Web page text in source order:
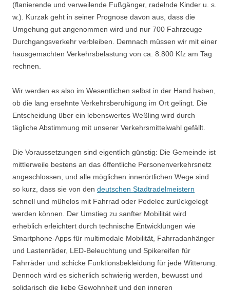
(flanierende und verweilende Fußgänger, radelnde Kinder u. s.
w.). Kurzak geht in seiner Prognose davon aus, dass die
Umgehung gut angenommen wird und nur 700 Fahrzeuge
Durchgangsverkehr verbleiben. Demnach müssen wir mit einer
hausgemachten Verkehrsbelastung von ca. 8.800 Kfz am Tag
rechnen.
Wir werden es also im Wesentlichen selbst in der Hand haben,
ob die lang ersehnte Verkehrsberuhigung im Ort gelingt. Die
Entscheidung über ein lebenswertes Weßling wird durch
tägliche Abstimmung mit unserer Verkehrsmittelwahl gefällt.
Die Voraussetzungen sind eigentlich günstig: Die Gemeinde ist
mittlerweile bestens an das öffentliche Personenverkehrsnetz
angeschlossen, und alle möglichen innerörtlichen Wege sind
so kurz, dass sie von den deutschen Stadtradelmeistern
schnell und mühelos mit Fahrrad oder Pedelec zurückgelegt
werden können. Der Umstieg zu sanfter Mobilität wird
erheblich erleichtert durch technische Entwicklungen wie
Smartphone-Apps für multimodale Mobilität, Fahrradanhänger
und Lastenräder, LED-Beleuchtung und Spikereifen für
Fahrräder und schicke Funktionsbekleidung für jede Witterung.
Dennoch wird es sicherlich schwierig werden, bewusst und
solidarisch die liebe Gewohnheit und den inneren